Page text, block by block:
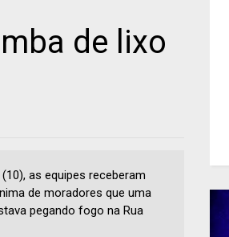
de lixo
as equipes receberam
de moradores que uma
pegando fogo na Rua